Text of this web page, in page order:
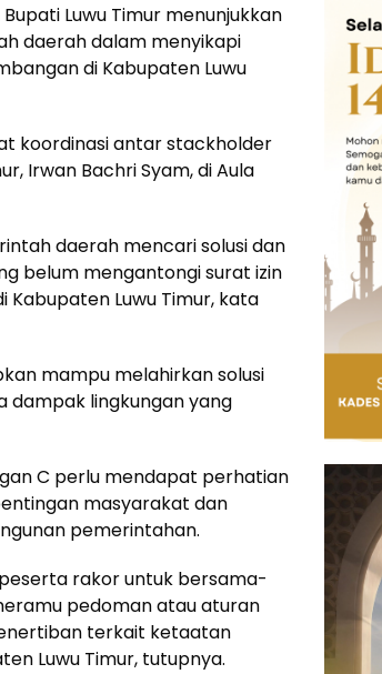
Luwu Timur menunjukkan
daerah dalam menyikapi
di Kabupaten Luwu
koordinasi antar stackholder
Irwan Bachri Syam, di Aula
daerah mencari solusi dan
belum mengantongi surat izin
Luwu Timur, kata
mampu melahirkan solusi
lingkungan yang
C perlu mendapat perhatian
masyarakat dan
pemerintahan.
rakor untuk bersama-
pedoman atau aturan
terkait ketaatan
Luwu Timur, tutupnya.